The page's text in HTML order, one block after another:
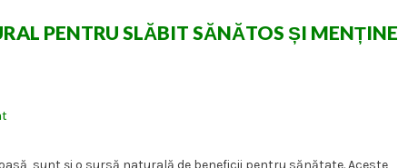
PENTRU SLĂBIT SĂNĂTOS ȘI MENȚINE